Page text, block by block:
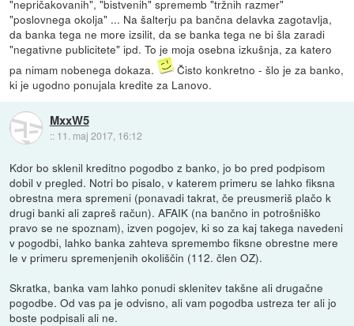
"nepričakovanih", "bistvenih" sprememb "tržnih razmer"
"poslovnega okolja" ... Na šalterju pa bančna delavka zagotavlja,
da banka tega ne more izsilit, da se banka tega ne bi šla zaradi
"negativne publicitete" ipd. To je moja osebna izkušnja, za katero
pa nimam nobenega dokaza.
Čisto konkretno - šlo je za banko,
ki je ugodno ponujala kredite za Lanovo.
MxxW5
:: 11. maj 2017, 16:12
Kdor bo sklenil kreditno pogodbo z banko, jo bo pred podpisom
dobil v pregled. Notri bo pisalo, v katerem primeru se lahko fiksna
obrestna mera spremeni (ponavadi takrat, če preusmeriš plačo k
drugi banki ali zapreš račun). AFAIK (na bančno in potrošniško
pravo se ne spoznam), izven pogojev, ki so za kaj takega navedeni
v pogodbi, lahko banka zahteva spremembo fiksne obrestne mere
le v primeru spremenjenih okoliščin (112. člen OZ).
Skratka, banka vam lahko ponudi sklenitev takšne ali drugačne
pogodbe. Od vas pa je odvisno, ali vam pogodba ustreza ter ali jo
boste podpisali ali ne.